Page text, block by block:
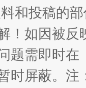
和投稿的
！如因被
题需即时在
时屏蔽。